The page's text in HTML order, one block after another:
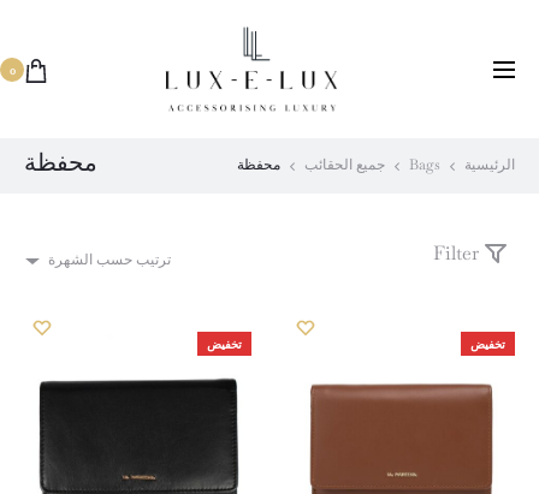
0
محفظة الرئيسية Bags جميع الحقائب محفظة
ترتيب حسب الشهرة
تخفيض تخفيض